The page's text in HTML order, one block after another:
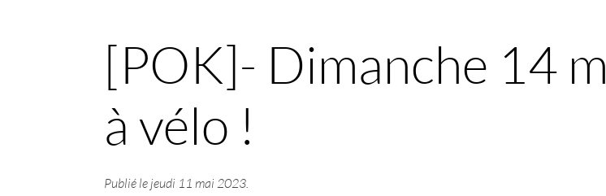
[POK]- Dimanche 14
à vélo !
Publié le jeudi 11 mai 2023.